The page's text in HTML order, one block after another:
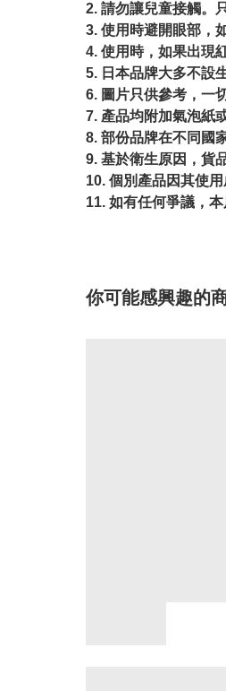
2. 請勿讓兒童接觸。
3. 使用時避開眼部，
4. 使用時，如果出現
5. 日本品牌大多不設
6. 圖片只供參考，一
7. 產品均附加氣泡紙
8. 部份品牌在不同國
9. 基於衛生原因，貨
10. 個別產品因其使
11. 如有任何爭議，本
你可能感興趣的